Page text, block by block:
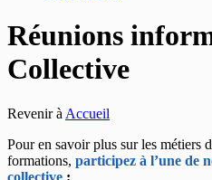
Réunions
Collective
Revenir à Accueil
Pour en savoir plus sur les métiers
formations, participez à l’une de
collective :